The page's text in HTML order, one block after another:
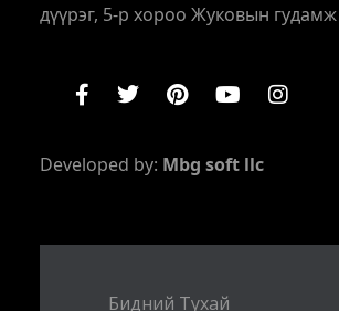
дүүрэг, 5-р хороо Жуковын гудамж
Developed by: Mbg soft llc
Бидний Тухай